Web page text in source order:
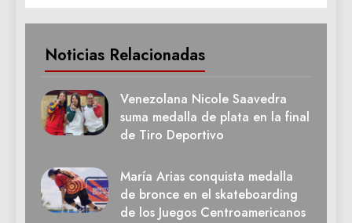
Noticias Relacionadas
Venezolana Nicole Saavedra
suma medalla de plata en la final
de Tiro Deportivo
María Arias conquista medalla
de bronce en el skateboarding
de los Juegos Centroamericanos